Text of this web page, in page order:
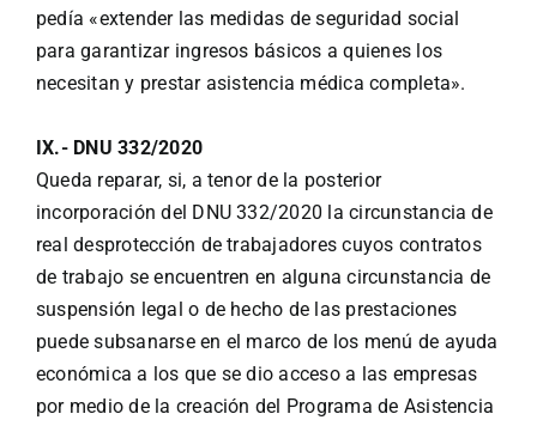
pedía «extender las medidas de seguridad social
para garantizar ingresos básicos a quienes los
necesitan y prestar asistencia médica completa».
IX.- DNU 332/2020
Queda reparar, si, a tenor de la posterior
incorporación del DNU 332/2020 la circunstancia de
real desprotección de trabajadores cuyos contratos
de trabajo se encuentren en alguna circunstancia de
suspensión legal o de hecho de las prestaciones
puede subsanarse en el marco de los menú de ayuda
económica a los que se dio acceso a las empresas
por medio de la creación del Programa de Asistencia